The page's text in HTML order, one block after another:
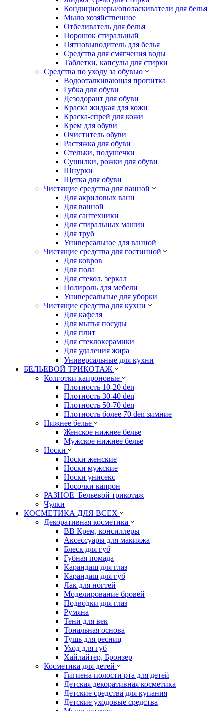
Кондиционеры/ополаскиватели для белья
Мыло хозяйственное
Отбеливатель для белья
Порошок стиральный
Пятновыводитель для белья
Средства для смягчения воды
Таблетки, капсулы для стирки
Средства по уходу за обувью
Водооталкивающая пропитка
Губка для обуви
Дезодорант для обуви
Краска жидкая для кожи
Краска-спрей для кожи
Крем для обуви
Очиститель обуви
Растяжка для обуви
Стельки, подушечки
Сушилки, рожки для обуви
Шнурки
Щетка для обуви
Чистящие средства для ванной
Для акриловых ванн
Для ванной
Для сантехники
Для стиральных машин
Для труб
Универсальное для ванной
Чистящие средства для гостинной
Для ковров
Для пола
Для стекол, зеркал
Полироль для мебели
Универсальные для уборки
Чистящие средства для кухни
Для кафеля
Для мытья посуды
Для плит
Для стеклокерамики
Для удаления жира
Универсальные для кухни
БЕЛЬЕВОЙ ТРИКОТАЖ
Колготки капроновые
Плотность 10-20 den
Плотность 30-40 den
Плотность 50-70 den
Плотность более 70 den зимние
Нижнее белье
Женское нижнее белье
Мужское нижнее белье
Носки
Носки женские
Носки мужские
Носки унисекс
Носочки капрон
РАЗНОЕ_Бельевой трикотаж
Чулки
КОСМЕТИКА ДЛЯ ВСЕХ
Декоративная косметика
BB Крем, консиллеры
Аксессуары для макияжа
Блеск для губ
Губная помада
Карандаш для глаз
Карандаш для губ
Лак для ногтей
Моделирование бровей
Подводки для глаз
Румяна
Тени для век
Тональная основа
Тушь для ресниц
Уход для губ
Хайлайтер, Бронзер
Косметика для детей
Гигиена полости рта для детей
Детская декоративная косметика
Детские средства для купания
Детские уходовые средства